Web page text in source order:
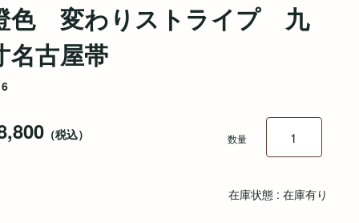
色 変わりストライプ 九
名古屋帯
在庫状態 : 在庫有り
（税込） 数量